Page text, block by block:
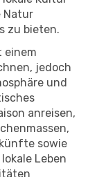
Natur
zu bieten.
einem
jedoch
und
anreisen,
sowie
Leben